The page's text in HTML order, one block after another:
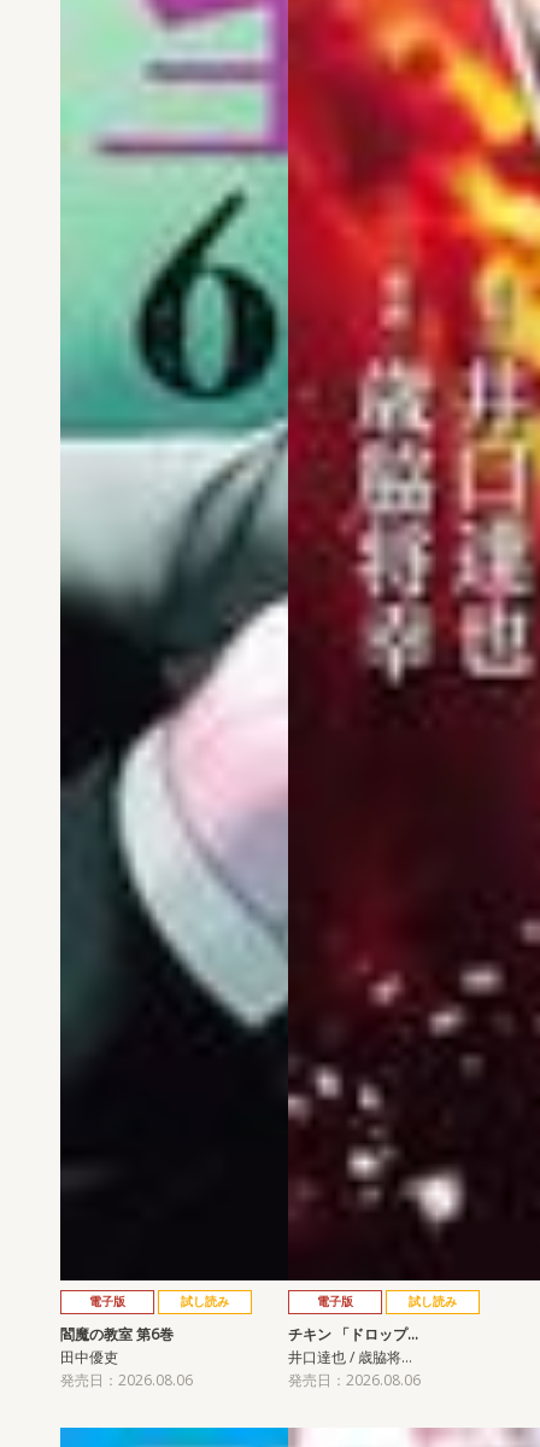
電子版 試し読み
閻魔の教室 第6巻
田中優吏
発売日：2026.08.06
電子版 試し読み
チキン 「ドロップ…
井口達也 / 歳脇将…
発売日：2026.08.06